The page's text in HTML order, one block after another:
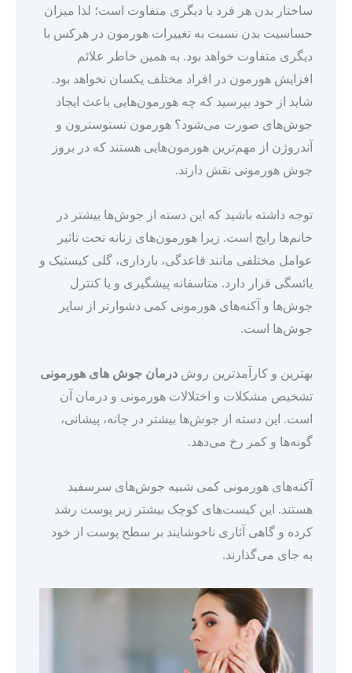
ساختار بدن هر فرد با دیگری متفاوت است؛ لذا میزان
حساسیت بدن نسبت به تغییرات هورمون در هرکس با
دیگری متفاوت خواهد بود. به همین خاطر علائم
افزایش هورمون در افراد مختلف یکسان نخواهد بود.
شاید از خود بپرسید که چه هورمون‌هایی باعث ایجاد
جوش‌های صورت می‌شود؟ هورمون تستوسترون و
آندروژن از مهم‌ترین هورمون‌هایی هستند که در بروز
جوش هورمونی نقش دارند.
توجه داشته باشید که این دسته از جوش‌ها بیشتر در
خانم‌ها رایج است. زیرا هورمون‌های زنانه تحت تاثیر
عوامل مختلفی مانند قاعدگی، بارداری، گلی کیستیک و
یائسگی قرار دارد. متاسفانه پیشگیری و یا کنترل
جوش‌ها و آکنه‌های هورمونی کمی دشوارتر از سایر
جوش‌ها است.
بهترین و کارآمدترین روش درمان جوش های هورمونی
تشخیص مشکلات و اختلالات هورمونی و درمان آن
است. این دسته از جوش‌ها بیشتر در چانه، پیشانی،
گونه‌ها و کمر رخ می‌دهد.
آکنه‌های هورمونی کمی شبیه جوش‌های سرسفید
هستند. این کیست‌های کوچک بیشتر زیر پوست رشد
کرده و گاهی آثاری ناخوشایند بر سطح پوست از خود
به جای می‌گذارند.